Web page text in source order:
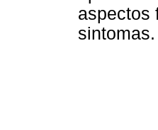
aspectos
sintomas.